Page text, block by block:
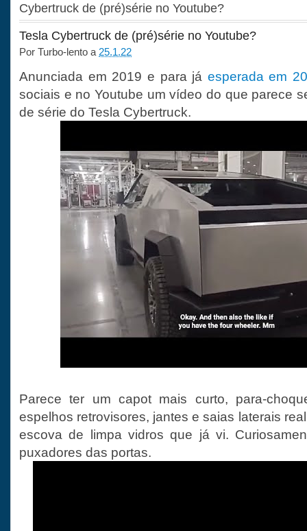
Cybertruck de (pré)série no Youtube?
Tesla Cybertruck de (pré)série no Youtube?
Por Turbo-lento a 25.1.22
Anunciada em 2019 e para já esperada em
sociais e no Youtube um vídeo do que parece
de série do Tesla Cybertruck.
Parece ter um capot mais curto, para-
espelhos retrovisores, jantes e saias laterais
escova de limpa vidros que já vi.
puxadores das portas.